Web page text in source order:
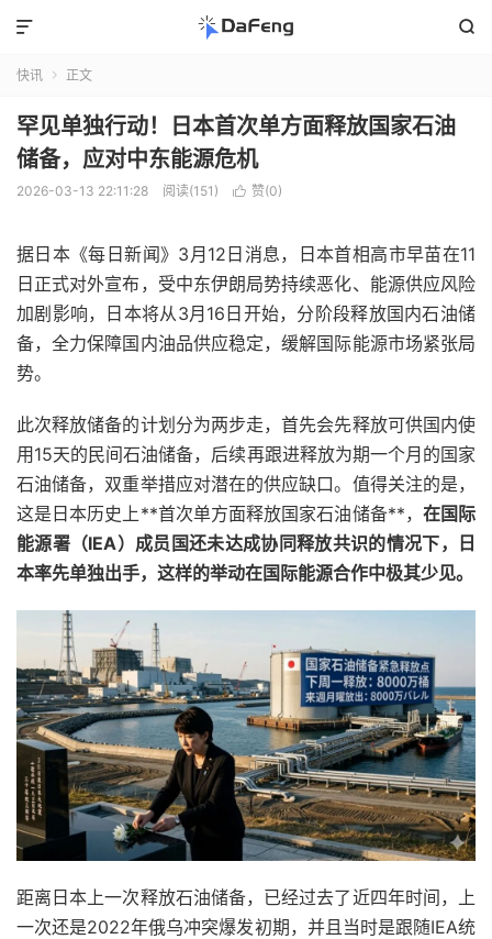


快讯  正文
罕见单独行动！日本首次单方面释放国家石油
储备，应对中东能源危机
2026-03-13 22:11:28 阅读(151)  赞(0)
据日本《每日新闻》3月12日消息，日本首相高市早苗在11
日正式对外宣布，受中东伊朗局势持续恶化、能源供应风险
加剧影响，日本将从3月16日开始，分阶段释放国内石油储
备，全力保障国内油品供应稳定，缓解国际能源市场紧张局
势。
此次释放储备的计划分为两步走，首先会先释放可供国内使
用15天的民间石油储备，后续再跟进释放为期一个月的国家
石油储备，双重举措应对潜在的供应缺口。值得关注的是，
这是日本历史上**首次单方面释放国家石油储备**， 在国际
能源署（IEA）成员国还未达成协同释放共识的情况下，日
本率先单独出手，这样的举动在国际能源合作中极其少见。
距离日本上一次释放石油储备，已经过去了近四年时间，上
一次还是2022年俄乌冲突爆发初期，并且当时是跟随IEA统